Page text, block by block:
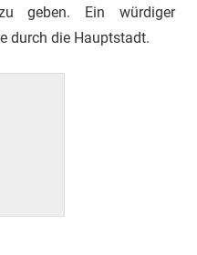
geben. Ein würdiger
durch die Hauptstadt.